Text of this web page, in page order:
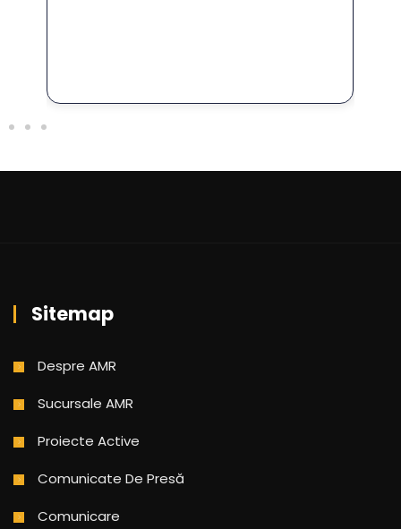
Sitemap
Despre AMR
Sucursale AMR
Proiecte Active
Comunicate De Presă
Comunicare